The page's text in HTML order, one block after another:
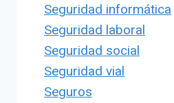
Seguridad informática
Seguridad laboral
Seguridad social
Seguridad vial
Seguros